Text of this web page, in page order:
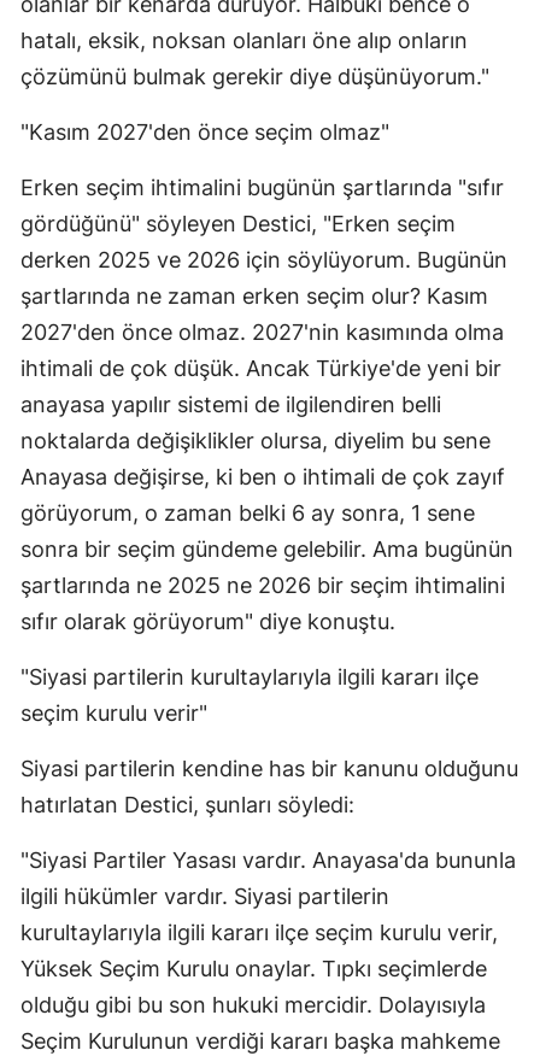
hatalı, eksik, noksan olanları öne alıp onların
çözümünü bulmak gerekir diye düşünüyorum."
"Kasım 2027'den önce seçim olmaz"
Erken seçim ihtimalini bugünün şartlarında "sıfır
gördüğünü" söyleyen Destici, "Erken seçim
derken 2025 ve 2026 için söylüyorum. Bugünün
şartlarında ne zaman erken seçim olur? Kasım
2027'den önce olmaz. 2027'nin kasımında olma
ihtimali de çok düşük. Ancak Türkiye'de yeni bir
anayasa yapılır sistemi de ilgilendiren belli
noktalarda değişiklikler olursa, diyelim bu sene
Anayasa değişirse, ki ben o ihtimali de çok zayıf
görüyorum, o zaman belki 6 ay sonra, 1 sene
sonra bir seçim gündeme gelebilir. Ama bugünün
şartlarında ne 2025 ne 2026 bir seçim ihtimalini
sıfır olarak görüyorum" diye konuştu.
"Siyasi partilerin kurultaylarıyla ilgili kararı ilçe
seçim kurulu verir"
Siyasi partilerin kendine has bir kanunu olduğunu
hatırlatan Destici, şunları söyledi:
"Siyasi Partiler Yasası vardır. Anayasa'da bununla
ilgili hükümler vardır. Siyasi partilerin
kurultaylarıyla ilgili kararı ilçe seçim kurulu verir,
Yüksek Seçim Kurulu onaylar. Tıpkı seçimlerde
olduğu gibi bu son hukuki mercidir. Dolayısıyla
Seçim Kurulunun verdiği kararı başka mahkeme